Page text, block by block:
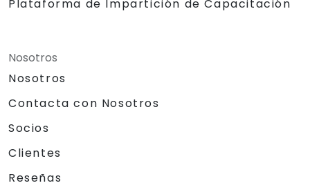
Plataforma de Impartición de Capacitación
Nosotros
Nosotros
Contacta con Nosotros
Socios
Clientes
Reseñas